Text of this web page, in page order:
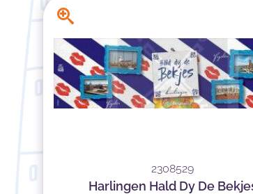
2308529
Harlingen Hald Dy De